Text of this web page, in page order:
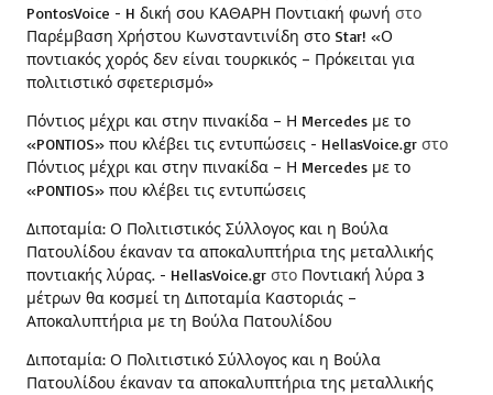
PontosVoice - H δική σου ΚΑΘΑΡΗ Ποντιακή φωνή στο
Παρέμβαση Χρήστου Κωνσταντινίδη στο Star! «Ο
ποντιακός χορός δεν είναι τουρκικός – Πρόκειται για
πολιτιστικό σφετερισμό»
Πόντιος μέχρι και στην πινακίδα – Η Mercedes με το
«PONTIOS» που κλέβει τις εντυπώσεις - HellasVoice.gr στο
Πόντιος μέχρι και στην πινακίδα – Η Mercedes με το
«PONTIOS» που κλέβει τις εντυπώσεις
Διποταμία: Ο Πολιτιστικός Σύλλογος και η Βούλα
Πατουλίδου έκαναν τα αποκαλυπτήρια της μεταλλικής
ποντιακής λύρας. - HellasVoice.gr στο Ποντιακή λύρα 3
μέτρων θα κοσμεί τη Διποταμία Καστοριάς –
Αποκαλυπτήρια με τη Βούλα Πατουλίδου
Διποταμία: Ο Πολιτιστικό Σύλλογος και η Βούλα
Πατουλίδου έκαναν τα αποκαλυπτήρια της μεταλλικής